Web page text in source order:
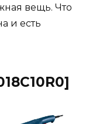
вещь. Что
и есть